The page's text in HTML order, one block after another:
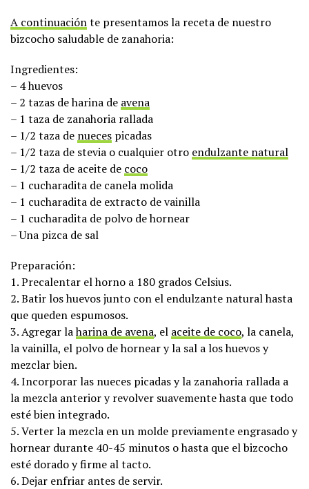
A continuaciónte presentamos la receta de nuestro
bizcocho saludable de zanahoria:
Ingredientes:
– 4 huevos
– 2 tazas de harina de avena
– 1 taza de zanahoria rallada
– 1/2 taza de nueces picadas
– 1/2 taza de stevia o cualquier otro endulzante natural
– 1/2 taza de aceite de coco
– 1 cucharadita de canela molida
– 1 cucharadita de extracto de vainilla
– 1 cucharadita de polvo de hornear
– Una pizca de sal
Preparación:
1. Precalentar el horno a 180 grados Celsius.
2. Batir los huevos junto con el endulzante natural hasta
que queden espumosos.
3. Agregar laharina de avena, el aceite de coco, la canela,
la vainilla, el polvo de hornear y la sal a los huevos y
mezclar bien.
4. Incorporar las nueces picadas y la zanahoria rallada a
la mezcla anterior y revolver suavemente hasta que todo
esté bien integrado.
5. Verter la mezcla en un molde previamente engrasado y
hornear durante 40-45 minutos o hasta que el bizcocho
esté dorado y firme al tacto.
6. Dejar enfriar antes de servir.